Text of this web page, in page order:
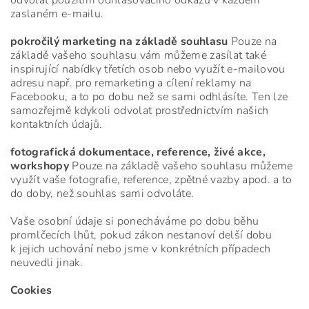
zaslaném e-mailu.
pokročilý marketing na základě souhlasu Pouze na
základě vašeho souhlasu vám můžeme zasílat také
inspirující nabídky třetích osob nebo využít e-mailovou
adresu např. pro remarketing a cílení reklamy na
Facebooku, a to po dobu než se sami odhlásíte. Ten lze
samozřejmě kdykoli odvolat prostřednictvím našich
kontaktních údajů.
fotografická dokumentace, reference, živé akce,
workshopyPouze na základě vašeho souhlasu můžeme
využít vaše fotografie, reference, zpětné vazby apod. a to
do doby, než souhlas sami odvoláte.
Vaše osobní údaje si ponecháváme po dobu běhu
promlčecích lhůt, pokud zákon nestanoví delší dobu
k jejich uchování nebo jsme v konkrétních případech
neuvedli jinak.
Cookies